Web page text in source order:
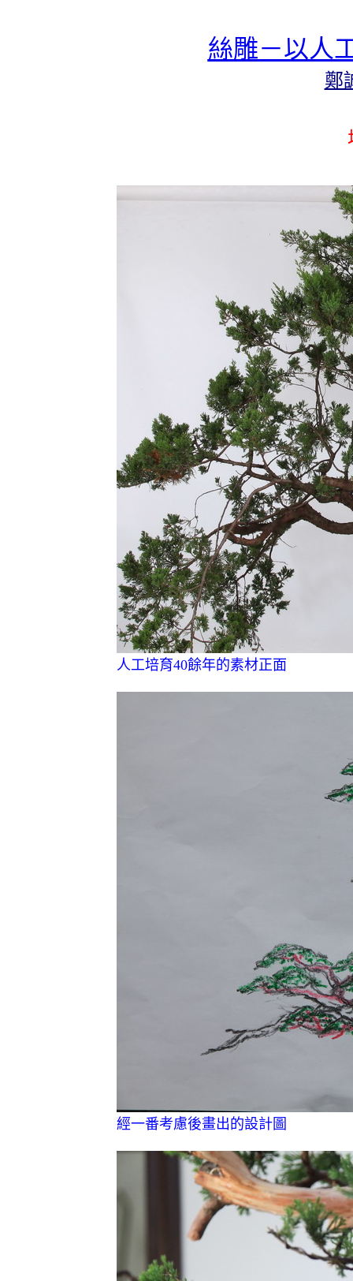
絲雕－以人
鄭
人工培育40餘年的素材正面
經一番考慮後畫出的設計圖